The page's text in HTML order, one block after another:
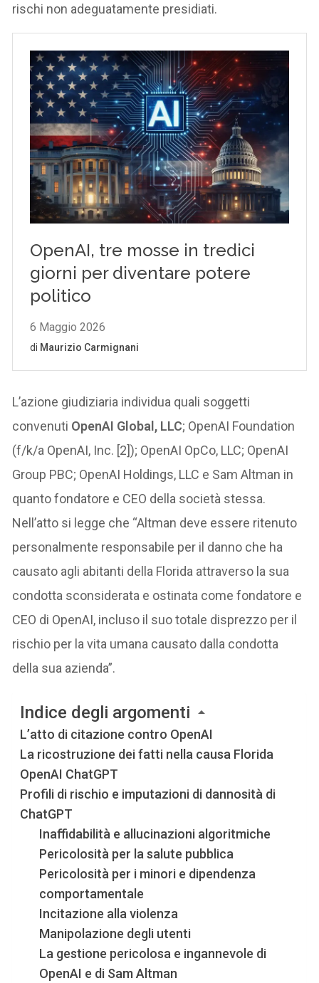
rischi non adeguatamente presidiati.
L’azione giudiziaria individua quali soggetti
convenuti OpenAI Global, LLC; OpenAI Foundation
(f/k/a OpenAI, Inc. [2]); OpenAI OpCo, LLC; OpenAI
Group PBC; OpenAI Holdings, LLC e Sam Altman in
quanto fondatore e CEO della società stessa.
Nell’atto si legge che “Altman deve essere ritenuto
personalmente responsabile per il danno che ha
causato agli abitanti della Florida attraverso la sua
condotta sconsiderata e ostinata come fondatore e
CEO di OpenAI, incluso il suo totale disprezzo per il
rischio per la vita umana causato dalla condotta
della sua azienda”.
Indice degli argomenti
L’atto di citazione contro OpenAI
La ricostruzione dei fatti nella causa Florida
OpenAI ChatGPT
Profili di rischio e imputazioni di dannosità di
ChatGPT
Inaffidabilità e allucinazioni algoritmiche
Pericolosità per la salute pubblica
Pericolosità per i minori e dipendenza
comportamentale
Incitazione alla violenza
Manipolazione degli utenti
La gestione pericolosa e ingannevole di
OpenAI e di Sam Altman